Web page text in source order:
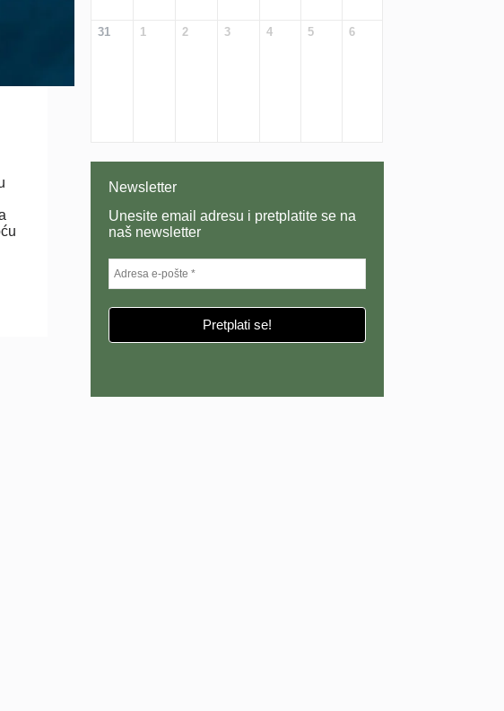
31 1 2 3 4 5 6
Newsletter
Unesite email adresu i pretplatite se na
naš newsletter